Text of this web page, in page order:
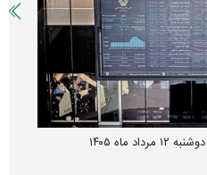
ماه ۱۴۰۵